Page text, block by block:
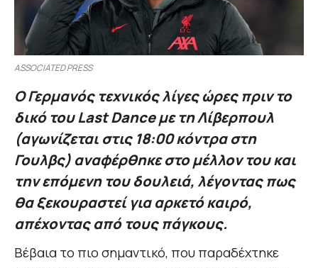
ASSOCIATED PRESS
Ο Γερμανός τεχνικός λίγες ώρες πριν το
δικό του Last Dance με τη Λίβερπουλ
(αγωνίζεται στις 18:00 κόντρα στη
Γουλβς) αναφέρθηκε στο μέλλον του και
την επόμενη του δουλειά, λέγοντας πως
θα ξεκουραστεί για αρκετό καιρό,
απέχοντας από τους πάγκους.
Βέβαια το πιο σημαντικό, που παραδέχτηκε